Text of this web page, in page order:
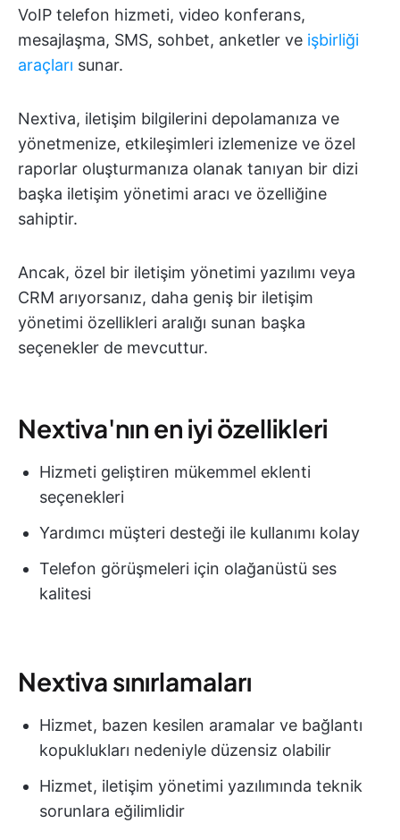
VoIP telefon hizmeti, video konferans,
mesajlaşma, SMS, sohbet, anketler ve işbirliği
araçları sunar.
Nextiva, iletişim bilgilerini depolamanıza ve
yönetmenize, etkileşimleri izlemenize ve özel
raporlar oluşturmanıza olanak tanıyan bir dizi
başka iletişim yönetimi aracı ve özelliğine
sahiptir.
Ancak, özel bir iletişim yönetimi yazılımı veya
CRM arıyorsanız, daha geniş bir iletişim
yönetimi özellikleri aralığı sunan başka
seçenekler de mevcuttur.
Nextiva'nın en iyi özellikleri
Hizmeti geliştiren mükemmel eklenti
seçenekleri
Yardımcı müşteri desteği ile kullanımı kolay
Telefon görüşmeleri için olağanüstü ses
kalitesi
Nextiva sınırlamaları
Hizmet, bazen kesilen aramalar ve bağlantı
kopuklukları nedeniyle düzensiz olabilir
Hizmet, iletişim yönetimi yazılımında teknik
sorunlara eğilimlidir